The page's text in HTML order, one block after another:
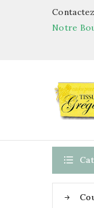
Notre
